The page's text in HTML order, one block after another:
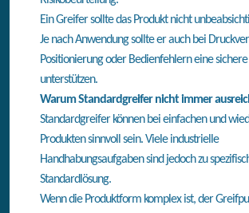
Ein Greifer sollte das Produkt nicht
Je nach Anwendung sollte er auch bei
Positionierung oder Bedienfehlern eine
unterstützen.
Warum Standardgreifer nicht immer
Standardgreifer können bei einfachen und
Produkten sinnvoll sein. Viele industrielle
Handhabungsaufgaben sind jedoch zu
Standardlösung.
Wenn die Produktform komplex ist, der